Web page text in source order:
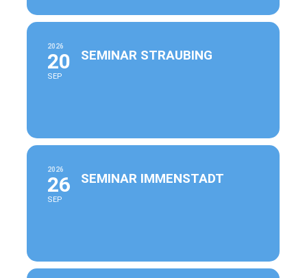
2026
20
SEP
SEMINAR STRAUBING
2026
26
SEP
SEMINAR IMMENSTADT